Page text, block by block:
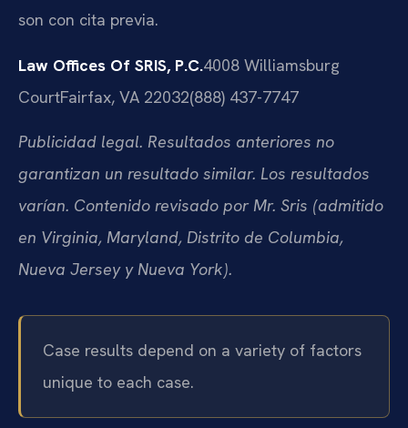
son con cita previa.
Law Offices Of SRIS, P.C.4008 Williamsburg
CourtFairfax, VA 22032(888) 437-7747
Publicidad legal. Resultados anteriores no
garantizan un resultado similar. Los resultados
varían. Contenido revisado por Mr. Sris (admitido
en Virginia, Maryland, Distrito de Columbia,
Nueva Jersey y Nueva York).
Case results depend on a variety of factors
unique to each case.